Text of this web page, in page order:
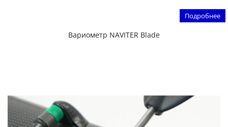
Подробнее
Вариометр NAVITER Blade